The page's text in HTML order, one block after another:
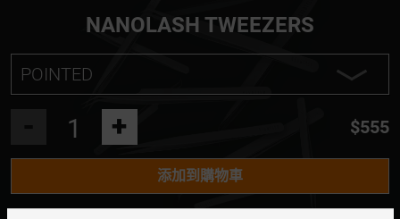
NANOLASH TWEEZERS
POINTED
POINTED
L SHAPE
CURVED
+ $555
添加到購物車